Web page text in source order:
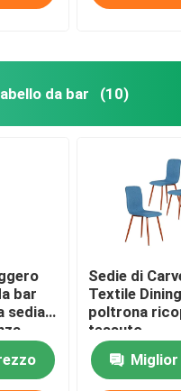
da bar (10)
bar
sedia
Sedie di
Textile
poltrona
tessuto